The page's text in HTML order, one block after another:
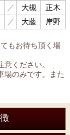
もお待ち頂く場
ください。
場のみです。また
／ 大槻
正木
／ 大藤 岸野